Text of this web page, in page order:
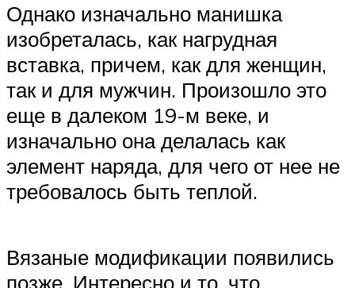
Однако изначально манишка
изобреталась, как нагрудная
вставка, причем, как для женщин,
так и для мужчин. Произошло это
еще в далеком 19-м веке, и
изначально она делалась как
элемент наряда, для чего от нее не
требовалось быть теплой.
Вязаные модификации появились
позже. Интересно и то, что